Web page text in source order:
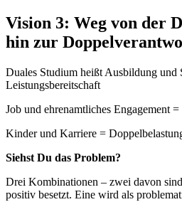
Vision 3: Weg von der
hin zur
Duales Studium heißt Ausbildung und
Leistungsbereitschaft
Job und ehrenamtliches Engagement
Kinder und Karriere =
Siehst Du das Problem?
Drei Kombinationen – zwei davon
positiv besetzt. Eine wird als